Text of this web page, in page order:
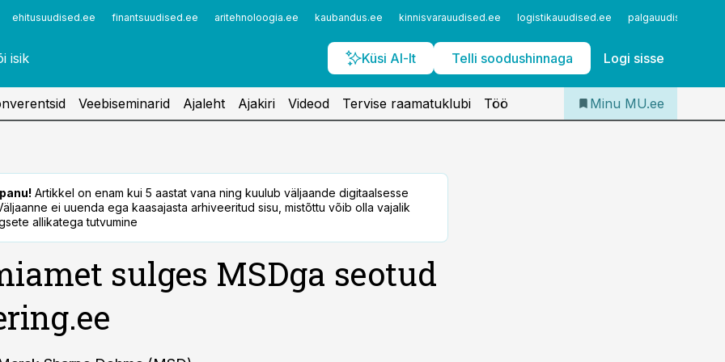
ehitusuudised.ee finantsuudised.ee aritehnoloogia.ee kaubandus.ee kinnisvarauudised.ee logistikauudised.ee palgauudised.ee
Küsi AI-lt Telli soodushinnaga Logi sisse
Iseteenindus
Telli Meditsiiniuudised
Veebiseminarid Ajaleht Ajakiri Videod Tervise raamatuklubi Töö Minu MU.ee
Artikkel on enam kui 5 aastat vana ning kuulub väljaande digitaalsesse
ei uuenda ega kaasajasta arhiveeritud sisu, mistõttu võib olla vajalik
allikatega tutvumine
sulges MSDga seotud